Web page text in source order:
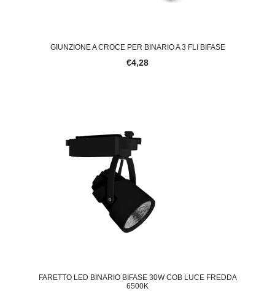
GIUNZIONE A CROCE PER BINARIO A 3 FLI BIFASE
€4,28
FARETTO LED BINARIO BIFASE 30W COB LUCE FREDDA
6500K